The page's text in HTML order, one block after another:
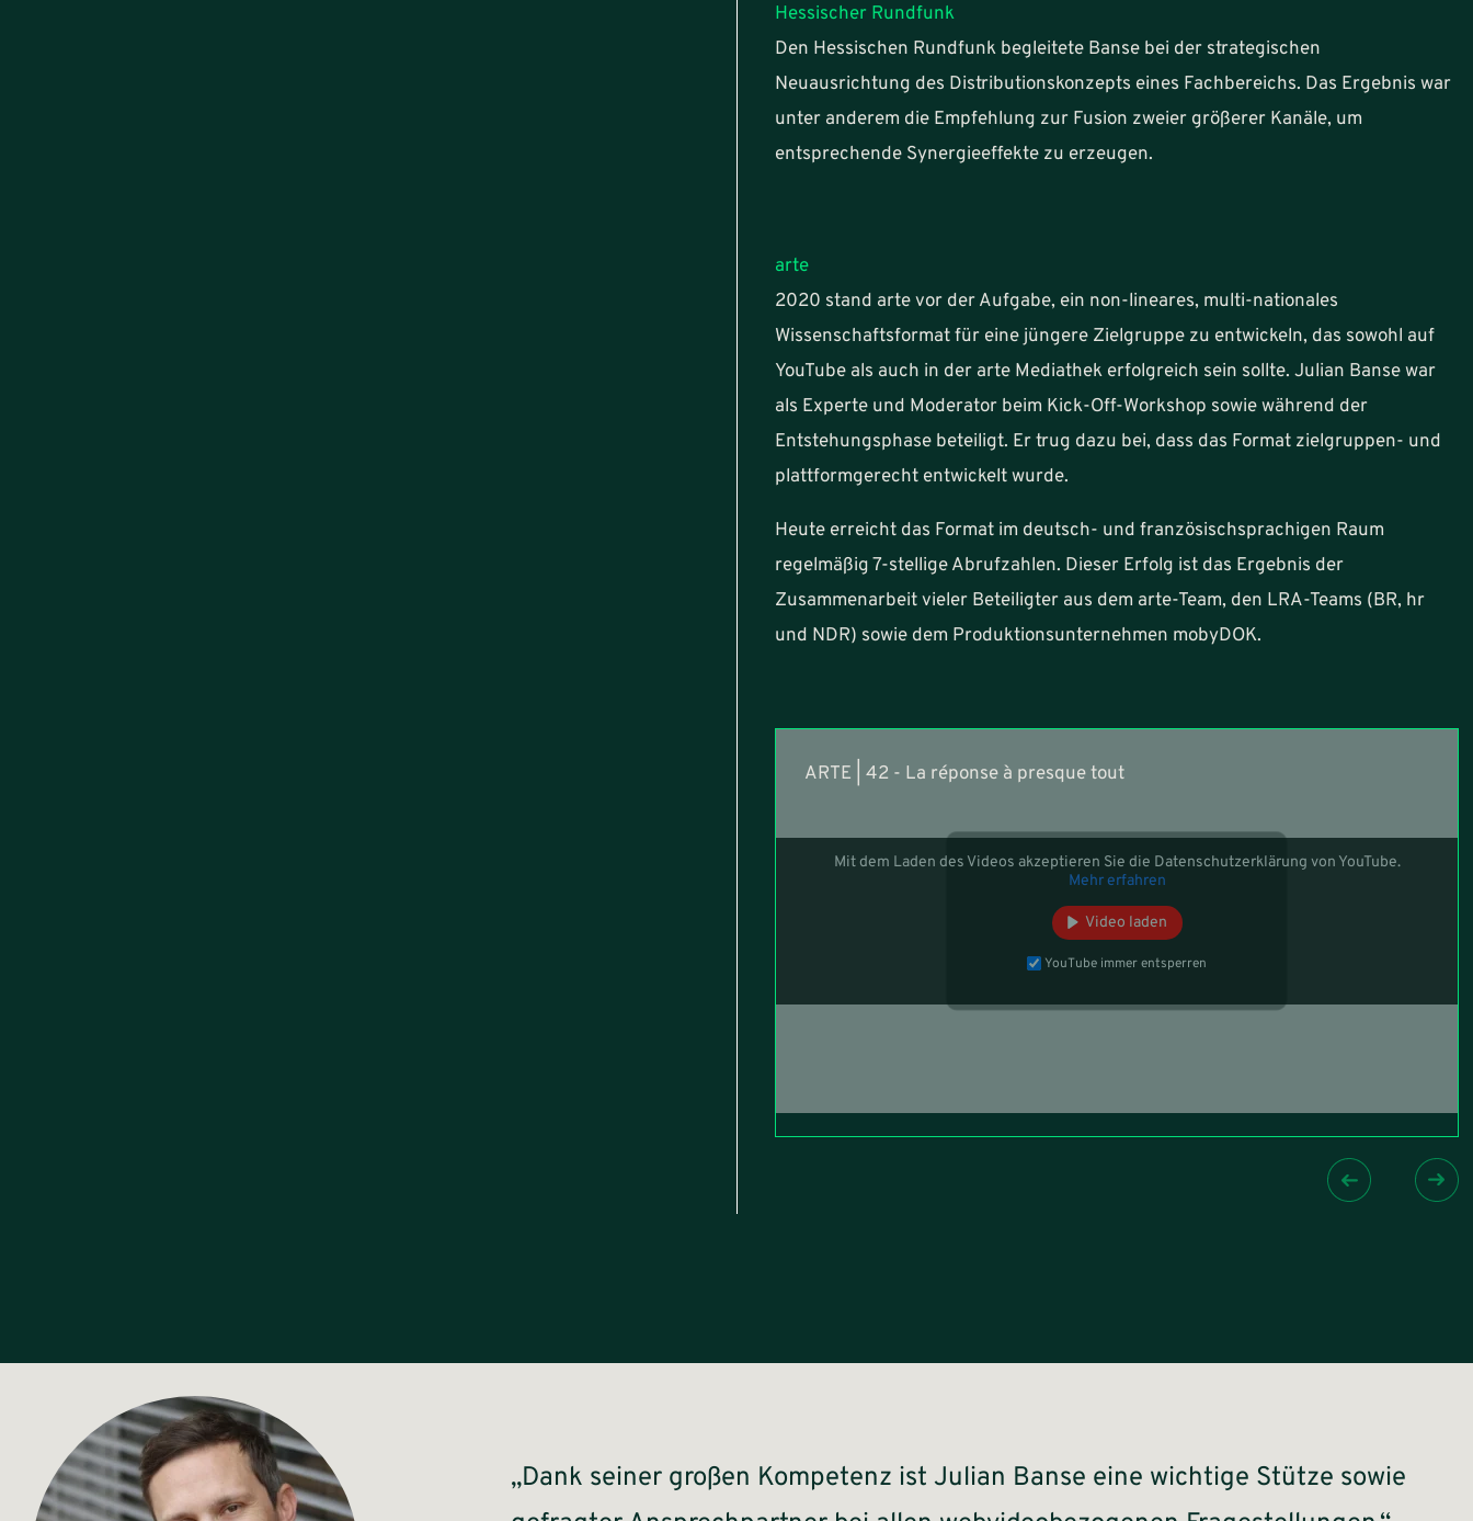
Hessischer Rundfunk
Den Hessischen Rundfunk begleitete Banse bei der strategischen
Neuausrichtung des Distributionskonzepts eines Fachbereichs. Das Ergebnis war
unter anderem die Empfehlung zur Fusion zweier größerer Kanäle, um
entsprechende Synergieeffekte zu erzeugen.
arte
2020 stand arte vor der Aufgabe, ein non-lineares, multi-nationales
Wissenschaftsformat für eine jüngere Zielgruppe zu entwickeln, das sowohl auf
YouTube als auch in der arte Mediathek erfolgreich sein sollte. Julian Banse war
als Experte und Moderator beim Kick-Off-Workshop sowie während der
Entstehungsphase beteiligt. Er trug dazu bei, dass das Format zielgruppen- und
plattformgerecht entwickelt wurde.
Heute erreicht das Format im deutsch- und französischsprachigen Raum
regelmäßig 7-stellige Abrufzahlen. Dieser Erfolg ist das Ergebnis der
Zusammenarbeit vieler Beteiligter aus dem arte-Team, den LRA-Teams (BR, hr
und NDR) sowie dem Produktionsunternehmen mobyDOK.
ARTE | 42 - La réponse à presque tout
Mit dem Laden des Videos akzeptieren Sie die Datenschutzerklärung von YouTube.
Mehr erfahren
Video laden
YouTube immer entsperren
„Dank seiner großen Kompetenz ist Julian Banse eine wichtige Stütze sowie